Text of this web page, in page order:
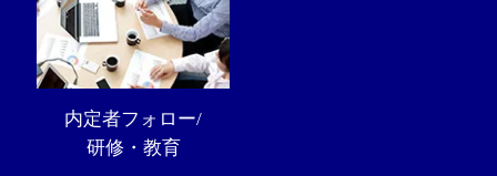
内定者フォロー/
研修・教育